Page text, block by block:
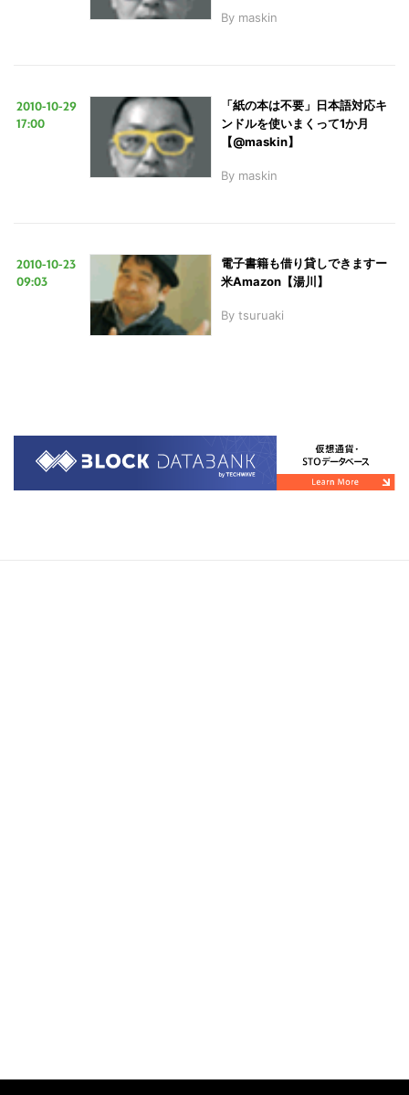
By maskin
2010-10-29
17:00
「紙の本は不要」日本語対応キ
ンドルを使いまくって1か月
【@maskin】
By maskin
2010-10-23
09:03
電子書籍も借り貸しできますー
米Amazon【湯川】
By tsuruaki